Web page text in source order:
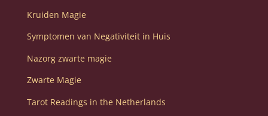
Kruiden Magie
Symptomen van Negativiteit in Huis
Nazorg zwarte magie
Zwarte Magie
Tarot Readings in the Netherlands